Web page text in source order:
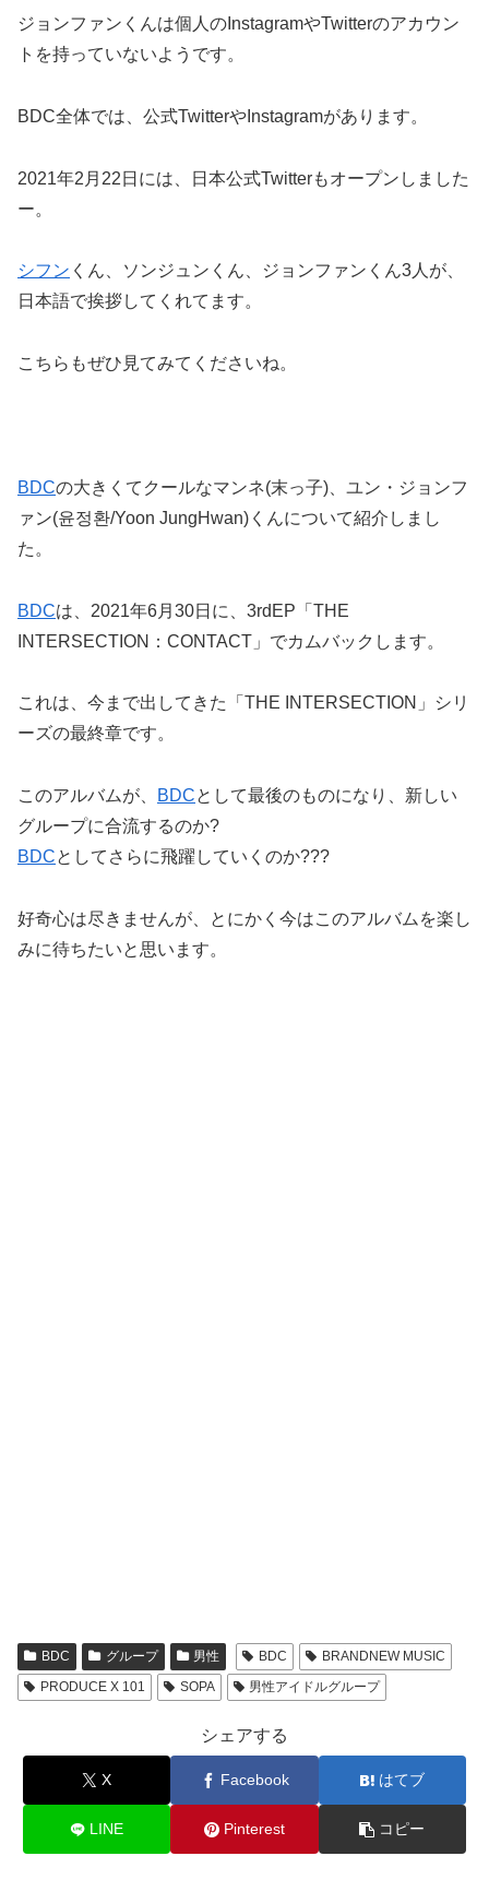
ジョンファンくんは個人のInstagramやTwitterのアカウン
トを持っていないようです。
BDC全体では、公式TwitterやInstagramがあります。
2021年2月22日には、日本公式Twitterもオープンしました
ー。
シフン くん、ソンジュンくん、ジョンファンくん3人が、
日本語で挨拶してくれてます。
こちらもぜひ見てみてくださいね。
BDCの大きくてクールなマンネ(末っ子)、ユン・ジョンフ
ァン(윤정환/Yoon JungHwan)くんについて紹介しまし
た。
BDCは、2021年6月30日に、3rdEP「THE
INTERSECTION：CONTACT」でカムバックします。
これは、今まで出してきた「THE INTERSECTION」シリ
ーズの最終章です。
このアルバムが、 BDCとして最後のものになり、新しい
グループに合流するのか?
BDCとしてさらに飛躍していくのか???
好奇心は尽きませんが、とにかく今はこのアルバムを楽し
みに待ちたいと思います。
BDC グループ 男性 BDC
BRANDNEW MUSIC
PRODUCE X 101
SOPA 男性アイドルグループ
シェアする
X Facebook はてブ
LINE Pinterest コピー